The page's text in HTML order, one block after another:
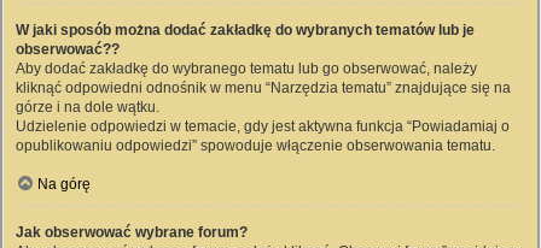
W jaki sposób można dodać zakładkę do wybranych tematów lub je
obserwować??
Aby dodać zakładkę do wybranego tematu lub go obserwować, należy
kliknąć odpowiedni odnośnik w menu “Narzędzia tematu” znajdujące się na
górze i na dole wątku.
Udzielenie odpowiedzi w temacie, gdy jest aktywna funkcja “Powiadamiaj o
opublikowaniu odpowiedzi” spowoduje włączenie obserwowania tematu.
Na górę
Jak obserwować wybrane forum?